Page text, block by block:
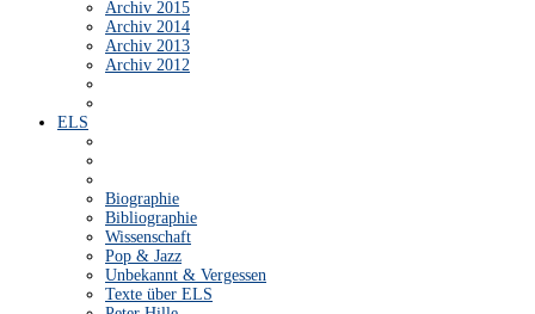
Archiv 2015
Archiv 2014
Archiv 2013
Archiv 2012
ELS
Biographie
Bibliographie
Wissenschaft
Pop & Jazz
Unbekannt & Vergessen
Texte über ELS